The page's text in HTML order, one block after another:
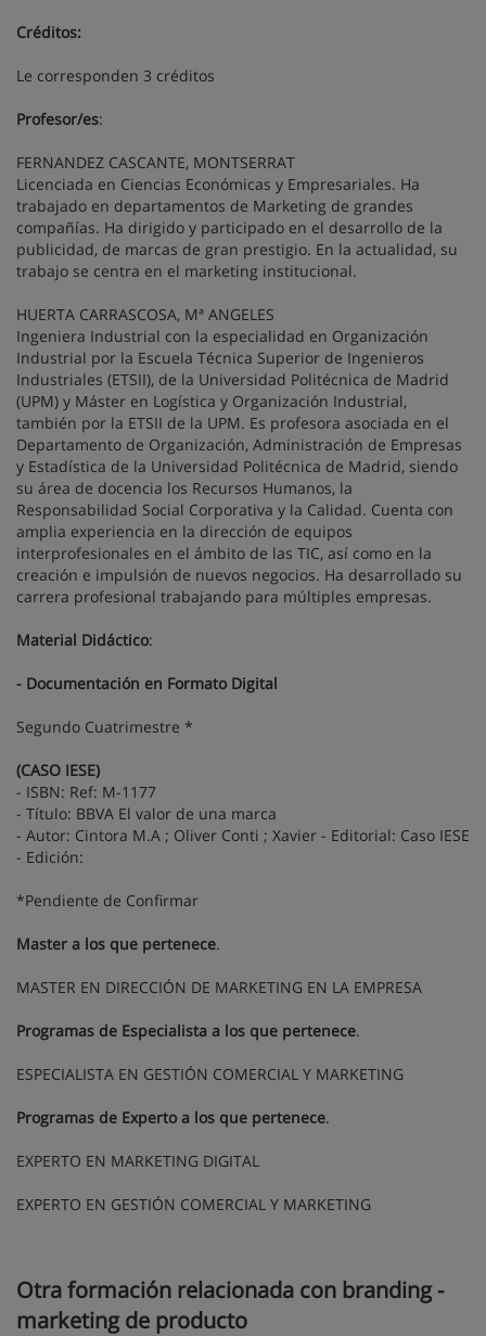
Créditos:
Le corresponden 3 créditos
Profesor/es:
FERNANDEZ CASCANTE, MONTSERRAT
Licenciada en Ciencias Económicas y Empresariales. Ha
trabajado en departamentos de Marketing de grandes
compañías. Ha dirigido y participado en el desarrollo de la
publicidad, de marcas de gran prestigio. En la actualidad, su
trabajo se centra en el marketing institucional.
HUERTA CARRASCOSA, Mª ANGELES
Ingeniera Industrial con la especialidad en Organización
Industrial por la Escuela Técnica Superior de Ingenieros
Industriales (ETSII), de la Universidad Politécnica de Madrid
(UPM) y Máster en Logística y Organización Industrial,
también por la ETSII de la UPM. Es profesora asociada en el
Departamento de Organización, Administración de Empresas
y Estadística de la Universidad Politécnica de Madrid, siendo
su área de docencia los Recursos Humanos, la
Responsabilidad Social Corporativa y la Calidad. Cuenta con
amplia experiencia en la dirección de equipos
interprofesionales en el ámbito de las TIC, así como en la
creación e impulsión de nuevos negocios. Ha desarrollado su
carrera profesional trabajando para múltiples empresas.
Material Didáctico:
- Documentación en Formato Digital
Segundo Cuatrimestre *
(CASO IESE)
- ISBN: Ref: M-1177
- Título: BBVA El valor de una marca
- Autor: Cintora M.A ; Oliver Conti ; Xavier - Editorial: Caso IESE
- Edición:
*Pendiente de Confirmar
Master a los que pertenece.
MASTER EN DIRECCIÓN DE MARKETING EN LA EMPRESA
Programas de Especialista a los que pertenece.
ESPECIALISTA EN GESTIÓN COMERCIAL Y MARKETING
Programas de Experto a los que pertenece.
EXPERTO EN MARKETING DIGITAL
EXPERTO EN GESTIÓN COMERCIAL Y MARKETING
Otra formación relacionada con branding -
marketing de producto